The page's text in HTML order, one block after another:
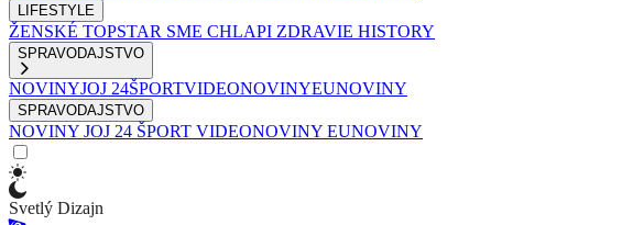
LIFESTYLE
ŽENSKÉ TOPSTAR SME CHLAPI ZDRAVIE HISTORY
SPRAVODAJSTVO
NOVINYJOJ 24ŠPORTVIDEONOVINYEUNOVINY
SPRAVODAJSTVO
NOVINY JOJ 24 ŠPORT VIDEONOVINY EUNOVINY
Svetlý Dizajn